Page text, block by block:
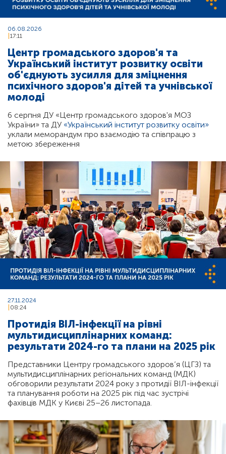
06.08.2026
17:11
Центр громадського здоров'я та
Український інститут розвитку освіти
об'єднують зусилля для зміцнення
психічного здоров'я дітей та учнівської
молоді
6 серпня ДУ «Центр громадського здоров'я МОЗ
України» та ДУ «Український інститут розвитку освіти»
уклали меморандум про взаємодію та співпрацю з
метою збереження
27.11.2024
08:24
Протидія ВІЛ-інфекції на рівні
мультидисциплінарних команд:
результати 2024-го та плани на 2025 рік
Представники Центру громадського здоров’я (ЦГЗ) та
мультидисциплінарних регіональних команд (МДК)
обговорили результати 2024 року з протидії ВІЛ-інфекції
та планування роботи на 2025 рік під час зустрічі
фахівців МДК у Києві 25–26 листопада.